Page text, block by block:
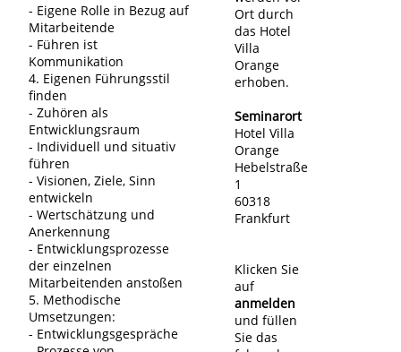
- Eigene Rolle in Bezug auf
Mitarbeitende
- Führen ist
Kommunikation
4. Eigenen Führungsstil
finden
- Zuhören als
Entwicklungsraum
- Individuell und situativ
führen
- Visionen, Ziele, Sinn
entwickeln
- Wertschätzung und
Anerkennung
- Entwicklungsprozesse
der einzelnen
Mitarbeitenden anstoßen
5. Methodische
Umsetzungen:
- Entwicklungsgespräche
Ort durch
das Hotel
Villa
Orange
erhoben.
Seminarort
Hotel Villa
Orange
Hebelstraße
1
60318
Frankfurt
Klicken Sie
auf
anmelden
und füllen
Sie das